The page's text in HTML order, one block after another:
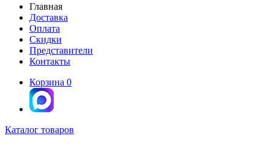
Главная
Доставка
Оплата
Скидки
Представители
Контакты
Корзина 0
Каталог товаров